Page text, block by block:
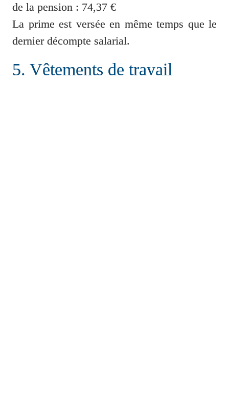
de la pension : 74,37 €
La prime est versée en même temps que le
dernier décompte salarial.
5. Vêtements de travail